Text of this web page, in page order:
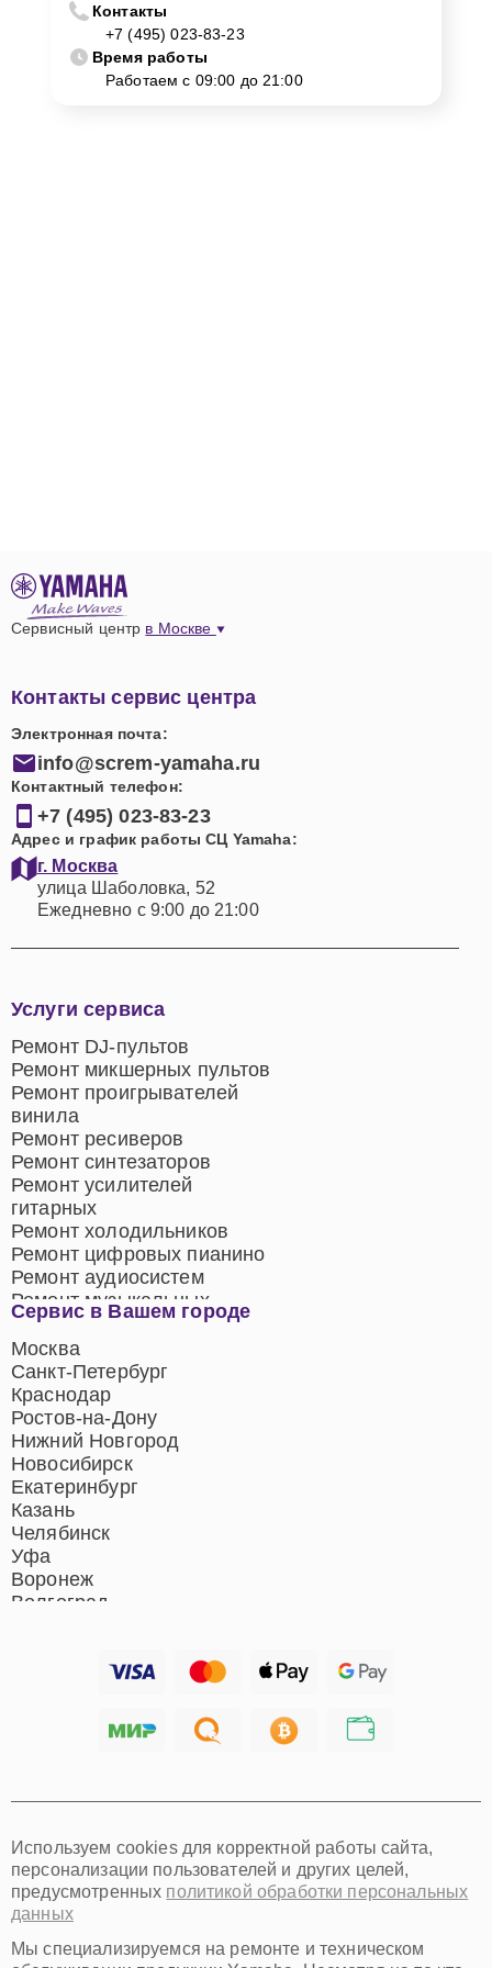
Неисправности акустической системы — ремонт
или замена динамиков.
Контакты
+7 (495) 023-83-23
Время работы
Работаем с 09:00 до 21:00
Сервисный центр в Москве
Контакты сервис центра
Электронная почта:
info@screm-yamaha.ru
Контактный телефон:
+7 (495) 023-83-23
Адрес и график работы СЦ Yamaha:
г. Москва
улица Шаболовка, 52
Ежедневно с 9:00 до 21:00
Сервис в Вашем городе
Москва
Санкт-Петербург
Краснодар
Ростов-на-Дону
Нижний Новгород
Новосибирск
Екатеринбург
Казань
Челябинск
Уфа
Воронеж
Волгоград
Хабаровск
Омск
Красноярск
Пермь
Ульяновск
Киров
Услуги сервиса
Ремонт DJ-пультов
Ремонт микшерных пультов
Ремонт проигрывателей
винила
Ремонт ресиверов
Ремонт синтезаторов
Ремонт усилителей
гитарных
Ремонт холодильников
Ремонт цифровых пианино
Ремонт аудиосистем
Ремонт музыкальных
центров
Ремонт домашних
кинотеатров
Ремонт микрофонов
Ремонт акустических
систем
Используем cookies для корректной работы сайта,
персонализации пользователей и других целей,
предусмотренных политикой обработки персональных
данных
Мы специализируемся на ремонте и техническом